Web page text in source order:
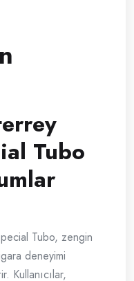
Tubo
Tubo, zengin
deneyimi
Kullanıcılar,